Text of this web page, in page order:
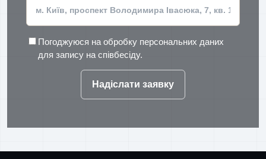
Погоджуюся на обробку персональних даних
для запису на співбесіду.
Надіслати заявку